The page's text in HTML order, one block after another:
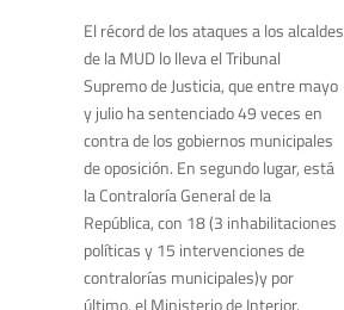
El récord de los ataques a los alcaldes
de la MUD lo lleva el Tribunal
Supremo de Justicia, que entre mayo
y julio ha sentenciado 49 veces en
contra de los gobiernos municipales
de oposición. En segundo lugar, está
la Contraloría General de la
República, con 18 (3 inhabilitaciones
políticas y 15 intervenciones de
contralorías municipales)y por
último, el Ministerio de Interior,